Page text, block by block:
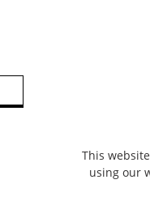
This
using our